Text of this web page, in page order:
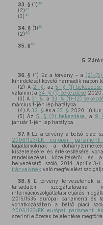
33. § (1) 36
(2) 37
(3) 38
34. § (1) 39
(2)40
35. §41
5. Záró
36. § (1) Ez a törvény – a
kihirdetését követő harmadik napon
(2) A 2. § , az5. § (1) bekezdése
valamint a 34. § (1) bekezdése
(3) A 31. § , a33. § (1)–(2)
március 1-jén lép hatályba.
(4) A 32. § és a 35. § 2020. július
(5) Az 5. § (2) bekezdése , a 9.
január 1-jén lép hatályba.
37. § Ez a törvény a belső piaci
2006/123/EK európai
tagállamoknak a
kiszerelésére és értékesítésére
rendelkezései közelítéséről és
helyezéséről szóló, 2014. április 3-i
irányelvnek való megfelelést
38. § E törvény tervezetének a
társadalom szolgáltatásaira
információszolgáltatási eljárás
2015/1535 európai parlamenti
vonatkozásában a belső piaci
2006/123/EK európai parlamenti
szerinti előzetes bejelentése